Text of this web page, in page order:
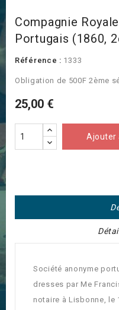
Compagnie
Portugais (1860,
Référence : 1333
Obligation de 500F 2ème
25,00 €
Ajouter
Société anonyme
dresses par Me
notaire à Lisbonne, le